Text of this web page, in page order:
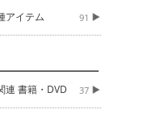
アイテム 91
連 書籍・DVD 37